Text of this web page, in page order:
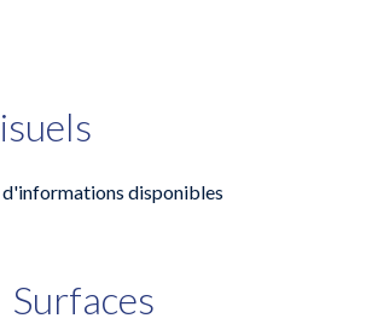
d'informations disponibles
Surfaces